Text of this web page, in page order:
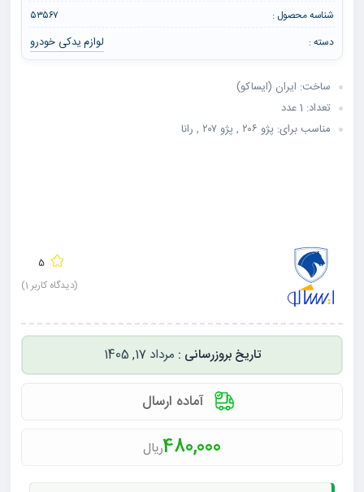
شناسه محصول :
۵۳۵۶۷
دسته :
لوازم یدکی خودرو
ساخت: ایران (ایساکو)
تعداد: 1 عدد
مناسب برای: پژو ۲۰۶ , پژو ۲۰۷ , رانا
5
(دیدگاه کاربر 1
)
مرداد 17, 1405
آماده ارسال
480,000ریال